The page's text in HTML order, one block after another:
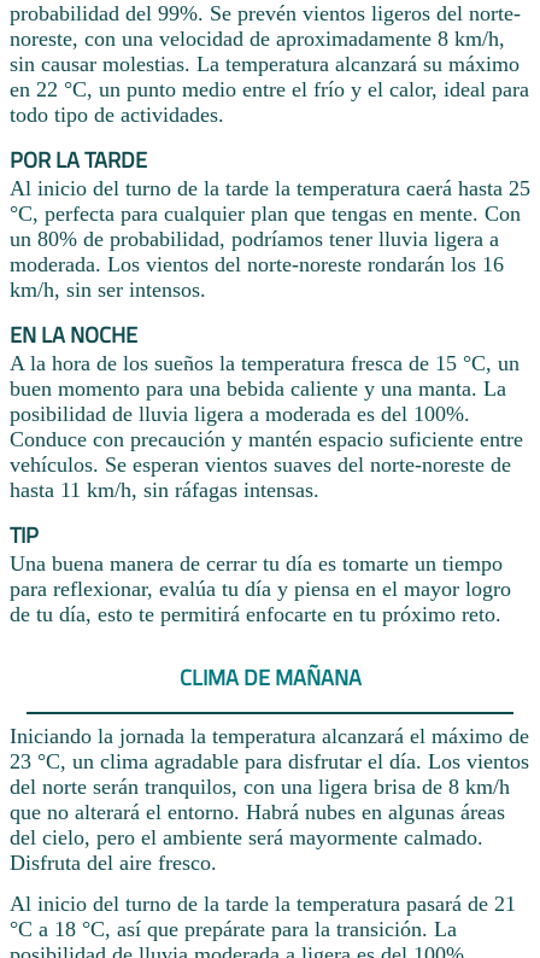
probabilidad del 99%. Se prevén vientos ligeros del norte-
noreste, con una velocidad de aproximadamente 8 km/h,
sin causar molestias. La temperatura alcanzará su máximo
en 22 °C, un punto medio entre el frío y el calor, ideal para
todo tipo de actividades.
POR LA TARDE
Al inicio del turno de la tarde la temperatura caerá hasta 25
°C, perfecta para cualquier plan que tengas en mente. Con
un 80% de probabilidad, podríamos tener lluvia ligera a
moderada. Los vientos del norte-noreste rondarán los 16
km/h, sin ser intensos.
EN LA NOCHE
A la hora de los sueños la temperatura fresca de 15 °C, un
buen momento para una bebida caliente y una manta. La
posibilidad de lluvia ligera a moderada es del 100%.
Conduce con precaución y mantén espacio suficiente entre
vehículos. Se esperan vientos suaves del norte-noreste de
hasta 11 km/h, sin ráfagas intensas.
TIP
Una buena manera de cerrar tu día es tomarte un tiempo
para reflexionar, evalúa tu día y piensa en el mayor logro
de tu día, esto te permitirá enfocarte en tu próximo reto.
CLIMA DE MAÑANA
Iniciando la jornada la temperatura alcanzará el máximo de
23 °C, un clima agradable para disfrutar el día. Los vientos
del norte serán tranquilos, con una ligera brisa de 8 km/h
que no alterará el entorno. Habrá nubes en algunas áreas
del cielo, pero el ambiente será mayormente calmado.
Disfruta del aire fresco.
Al inicio del turno de la tarde la temperatura pasará de 21
°C a 18 °C, así que prepárate para la transición. La